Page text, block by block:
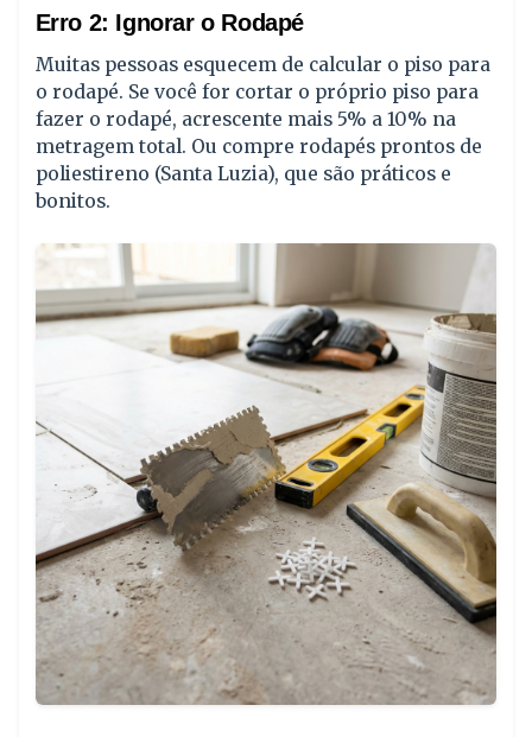
Erro 2: Ignorar o Rodapé
Muitas pessoas esquecem de calcular o piso para
o rodapé. Se você for cortar o próprio piso para
fazer o rodapé, acrescente mais 5% a 10% na
metragem total. Ou compre rodapés prontos de
poliestireno (Santa Luzia), que são práticos e
bonitos.